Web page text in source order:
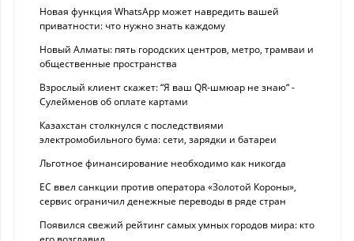
Новая функция WhatsApp может навредить вашей
приватности: что нужно знать каждому
Новый Алматы: пять городских центров, метро, трамваи и
общественные пространства
Взрослый клиент скажет: “Я ваш QR-шмюар не знаю“ -
Сулейменов об оплате картами
Казахстан столкнулся с последствиями
электромобильного бума: сети, зарядки и батареи
Льготное финансирование необходимо как никогда
ЕС ввел санкции против оператора «Золотой Короны»,
сервис ограничил денежные переводы в ряде стран
Появился свежий рейтинг самых умных городов мира: кто